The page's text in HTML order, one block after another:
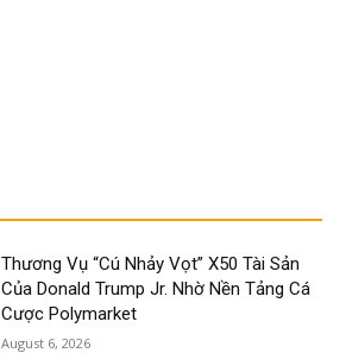
Thương Vụ “Cú Nhảy Vọt” X50 Tài Sản
Của Donald Trump Jr. Nhờ Nền Tảng Cá
Cược Polymarket
August 6, 2026